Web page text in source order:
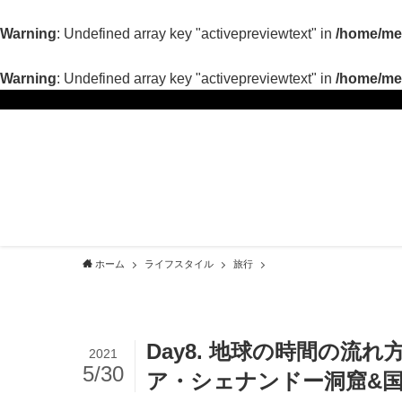
Warning: Undefined array key "activepreviewtext" in /home/
Warning: Undefined array key "activepreviewtext" in /home/
ホーム ライフスタイル 旅行
Day8. 地球の時間の流れ
ア・シェナンドー洞窟&
2021
5/30